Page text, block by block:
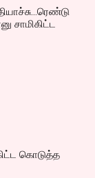
சாமிகிட்ட
கொடுத்த